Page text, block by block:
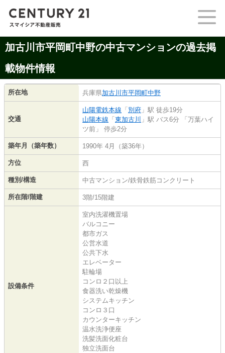
加古川市平岡町中野の中古マンションの過去掲
載物件情報
所在地 兵庫県加古川市平岡町中野
交通
山陽電鉄本線 「別府 」駅 徒歩19分
山陽本線 「東加古川 」駅 バス6分 「万葉ハイ
ツ前」 停歩2分
築年月（築年数） 1990年 4月（築36年）
方位 西
種別/構造 中古マンション/鉄骨鉄筋コンクリート
所在階/階建 3階/15階建
設備条件
室内洗濯機置場
バルコニー
都市ガス
公営水道
公共下水
エレベーター
駐輪場
コンロ２口以上
食器洗い乾燥機
システムキッチン
コンロ３口
カウンターキッチン
温水洗浄便座
洗髪洗面化粧台
独立洗面台